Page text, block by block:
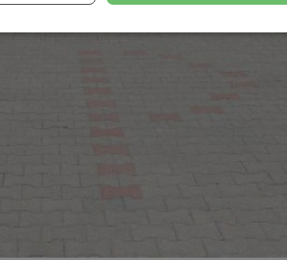
Funkcjonalność Niesklasyfikowane